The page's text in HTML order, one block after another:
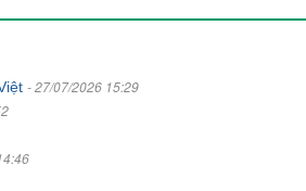
- 27/07/2026 15:29